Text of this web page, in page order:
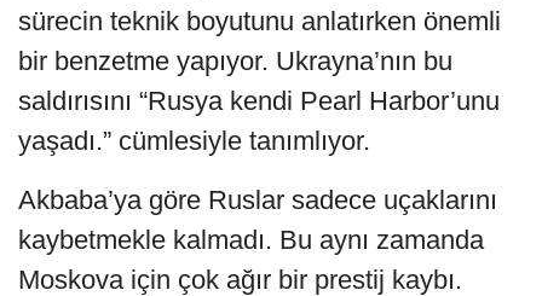
sürecin teknik boyutunu anlatırken önemli
bir benzetme yapıyor. Ukrayna’nın bu
saldırısını “Rusya kendi Pearl Harbor’unu
yaşadı.” cümlesiyle tanımlıyor.
Akbaba’ya göre Ruslar sadece uçaklarını
kaybetmekle kalmadı. Bu aynı zamanda
Moskova için çok ağır bir prestij kaybı.